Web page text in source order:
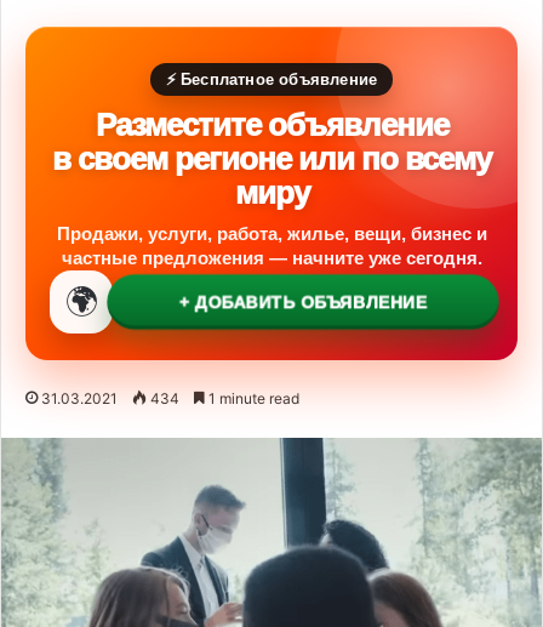
⚡ Бесплатное объявление
Разместите объявление
в своем регионе или по всему
миру
Продажи, услуги, работа, жилье, вещи, бизнес и
частные предложения — начните уже сегодня.
🌍 + ДОБАВИТЬ ОБЪЯВЛЕНИЕ
31.03.2021 434 1 minute read